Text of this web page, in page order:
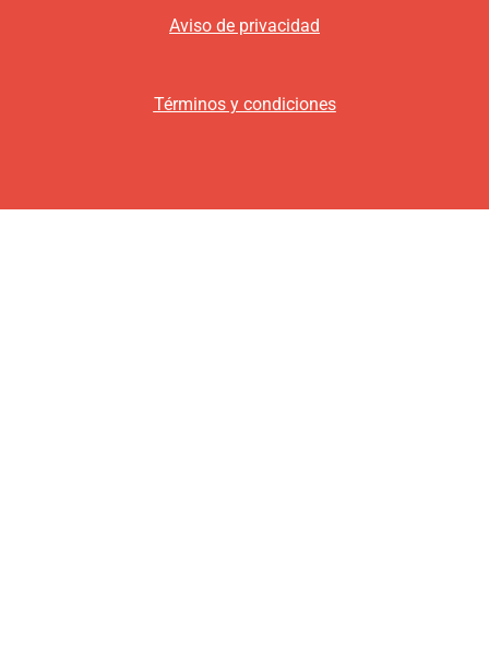
Aviso de privacidad
Términos y condiciones